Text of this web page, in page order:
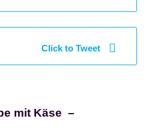
Click to Tweet
mit Käse –